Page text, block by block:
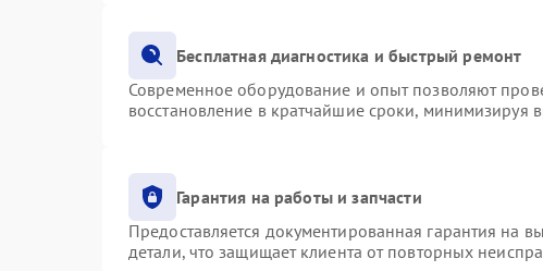
Бесплатная диагностика и быстрый ремонт
Современное оборудование и опыт позволяют
восстановление в кратчайшие сроки, минимизируя
Гарантия на работы и запчасти
Предоставляется документированная гарантия на
детали, что защищает клиента от повторных